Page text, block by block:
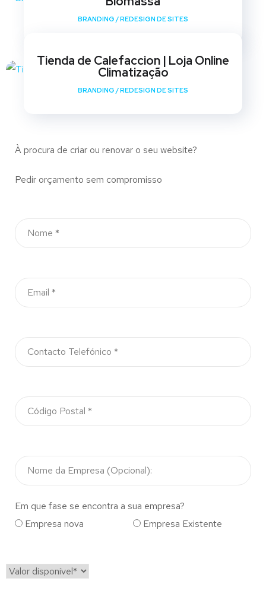
BRANDING /REDESIGN DE SITES
Tienda de Calefaccion | Loja Online
Climatização
BRANDING /REDESIGN DE SITES
À procura de criar ou renovar o seu website?
Pedir orçamento sem compromisso
Em que fase se encontra a sua empresa?
Empresa nova
Empresa Existente